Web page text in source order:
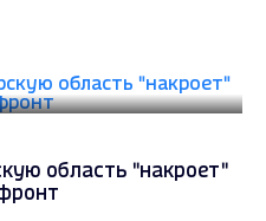
область "накроет"